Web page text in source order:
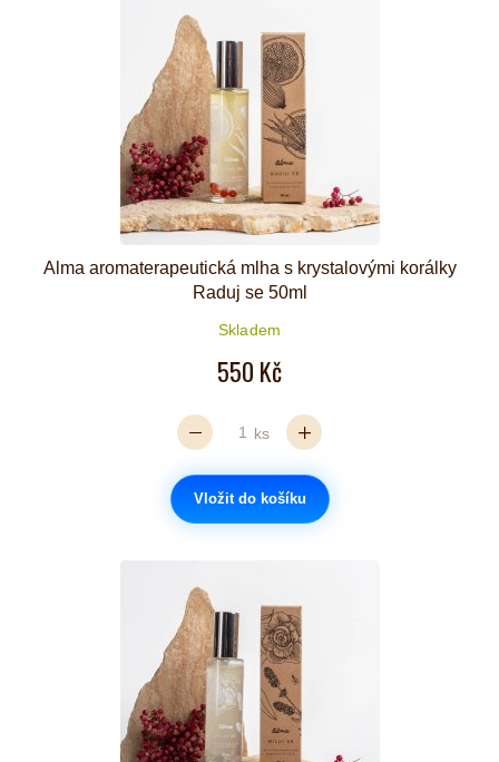
Alma aromaterapeutická mlha s krystalovými korálky
Raduj se 50ml
Skladem
550 Kč
ks
Vložit do košíku